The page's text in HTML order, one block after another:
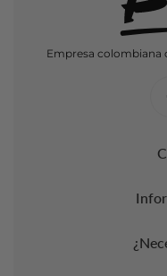
Empresa colombiana